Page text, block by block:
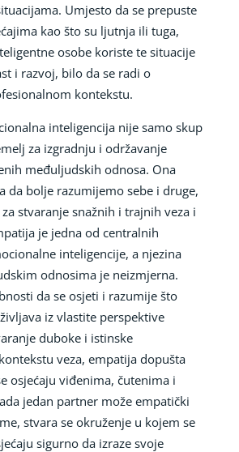
Umjesto da se prepuste
kao što su ljutnja ili tuga,
osobe koriste te situacije
i razvoj, bilo da se radi o
kontekstu.
inteligencija nije samo skup
za izgradnju i održavanje
međuljudskih odnosa. Ona
da bolje razumijemo sebe i druge,
stvaranje snažnih i trajnih veza i
je jedna od centralnih
inteligencije, a njezina
odnosima je neizmjerna.
da se osjeti i razumije što
iz vlastite perspektive
duboke i istinske
veza, empatija dopušta
osjećaju viđenima, čutenima i
jedan partner može empatički
stvara se okruženje u kojem se
sigurno da izraze svoje